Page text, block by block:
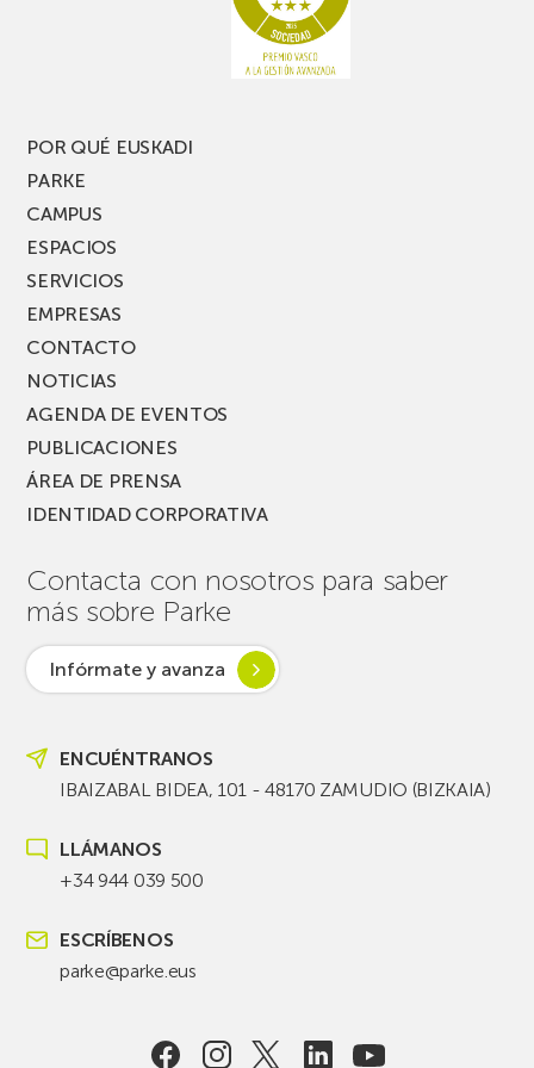
PARKEA
MUSIK
POR QUÉ EUSKADI
PARKE
CAMPUS
ESPACIOS
SERVICIOS
EMPRESAS
CONTACTO
NOTICIAS
AGENDA DE EVENTOS
PUBLICACIONES
ÁREA DE PRENSA
IDENTIDAD CORPORATIVA
Contacta con nosotros para saber
más sobre Parke
Infórmate y avanza
ENCUÉNTRANOS
IBAIZABAL BIDEA, 101 - 48170 ZAMUDIO (BIZKAIA)
LLÁMANOS
+34 944 039 500
ESCRÍBENOS
parke@parke.eus